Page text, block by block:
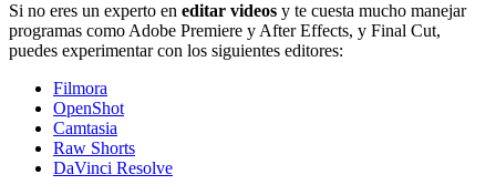
Si no eres un experto en editar videos y te cuesta mucho manejar
programas como Adobe Premiere y After Effects, y Final Cut,
puedes experimentar con los siguientes editores:
Filmora
OpenShot
Camtasia
Raw Shorts
DaVinci Resolve